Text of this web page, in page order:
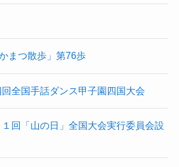
まつ散歩」第76歩
全国手話ダンス甲子園四国大会
回「山の日」全国大会実行委員会設